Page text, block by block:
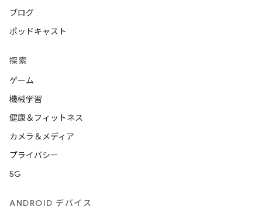
ブログ
ポッドキャスト
探索
ゲーム
機械学習
健康＆フィットネス
カメラ＆メディア
プライバシー
5G
ANDROID デバイス